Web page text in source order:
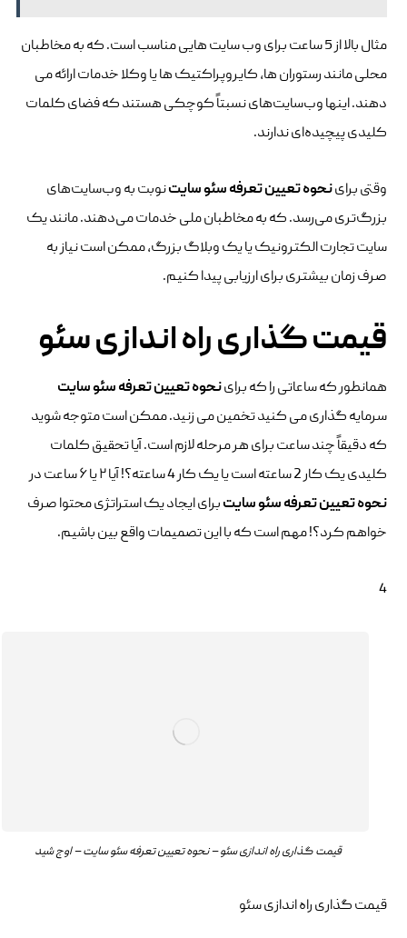
مثال بالا از 5 ساعت برای وب سایت هایی مناسب است. که به مخاطبان
محلی مانند رستوران ها، کایروپراکتیک ها یا وکلا خدمات ارائه می
دهند. اینها وب‌سایت‌های نسبتاً کوچکی هستند که فضای کلمات
کلیدی پیچیده‌ای ندارند.
وقتی براینحوهتعیین تعرفه سئو سایتنوبت به وب‌سایت‌های
بزرگ‌تری می‌رسد. که به مخاطبان ملی خدمات می‌دهند. مانند یک
سایت تجارت الکترونیک یا یک وبلاگ بزرگ، ممکن است نیاز به
صرف زمان بیشتری برای ارزیابی پیدا کنیم.
قیمت گذاری راه اندازی سئو
همانطور که ساعاتی را که براینحوهتعیین تعرفه سئو سایت
سرمایه گذاری می کنید تخمین می زنید. ممکن است متوجه شوید
که دقیقاً چند ساعت برای هر مرحله لازم است. آیا تحقیق کلمات
کلیدی یک کار 2 ساعته است یا یک کار 4 ساعته؟! آیا ۲ یا ۶ ساعت در
نحوهتعیین تعرفه سئو سایتبرای ایجاد یک استراتژی محتوا صرف
خواهم کرد؟! مهم است که با این تصمیمات واقع بین باشیم.
4
قیمت گذاری راه اندازی سئو – نحوه تعیین تعرفه سئو سایت – اوج شید
قیمت گذاری راه اندازی سئو